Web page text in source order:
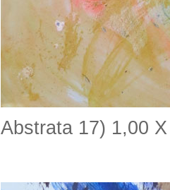
Abstrata 17) 1,00